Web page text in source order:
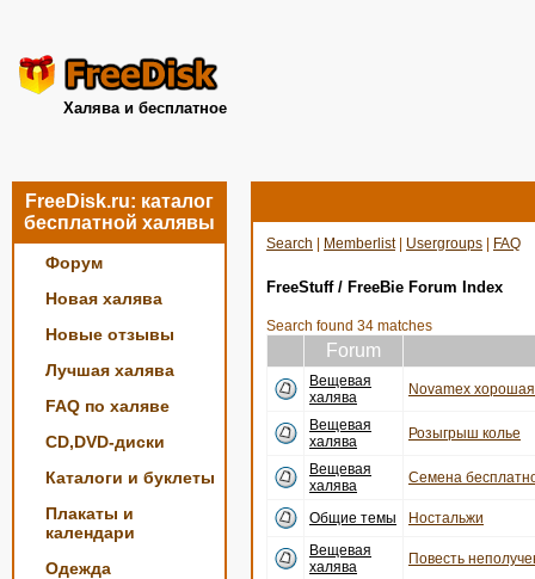
Халява и бесплатное
FreeDisk.ru: каталог
бесплатной халявы
Форум
Новая халява
Новые отзывы
Лучшая халява
FAQ по халяве
CD,DVD-диски
Каталоги и буклеты
Плакаты и
календари
Одежда
Search Memberlist| Usergroups FAQ
FreeStuff / FreeBie Forum Index
Search found 34 matches
Forum
Вещевая
халява
Novamex
Вещевая
халява
Розыгрыш колье
Вещевая
халява
Семена
Общие темы
Ностальжи
Вещевая
халява
Повесть